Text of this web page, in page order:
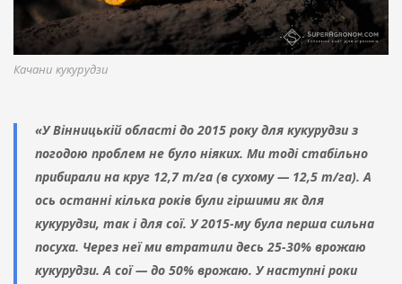
Качани кукурудзи
«У Вінницькій області до 2015 року для кукурудзи з
погодою проблем не було ніяких. Ми тоді стабільно
прибирали на круг 12,7 т/га (в сухому — 12,5 т/га). А
ось останні кілька років були гіршими як для
кукурудзи, так і для сої. У 2015-му була перша сильна
посуха. Через неї ми втратили десь 25-30% врожаю
кукурудзи. А сої — до 50% врожаю. У наступні роки